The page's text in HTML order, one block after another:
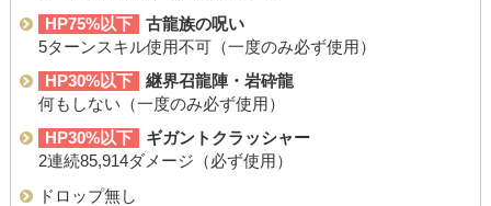
HP75%以下
古龍族の呪い
5ターンスキル使用不可（一度のみ必ず使用）
HP30%以下
継界召龍陣・岩砕龍
何もしない（一度のみ必ず使用）
HP30%以下
ギガントクラッシャー
2連続85,914ダメージ（必ず使用）
ドロップ無し